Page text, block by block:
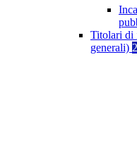
Titolari di
generali)